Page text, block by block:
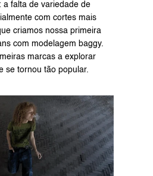
a falta de variedade de
com cortes mais
criamos nossa primeira
com modelagem baggy.
marcas a explorar
se tornou tão popular.